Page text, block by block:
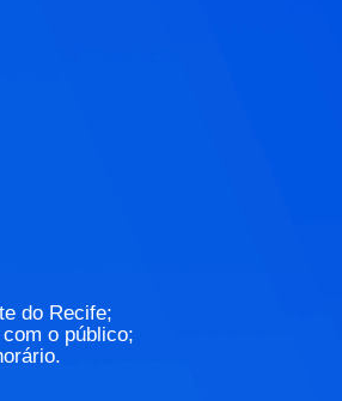
do Recife;
o público;